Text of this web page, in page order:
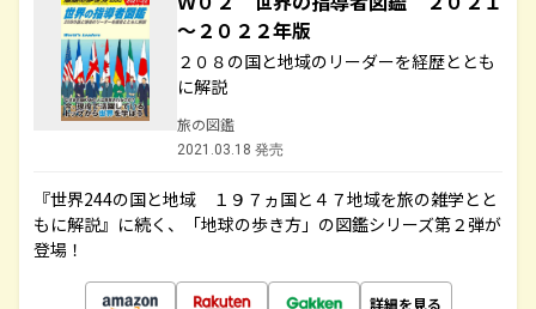
～２０２２年版
２０８の国と地域のリーダーを経歴ととも
に解説
旅の図鑑
2021.03.18 発売
『世界244の国と地域 １９７ヵ国と４７地域を旅の雑学とと
もに解説』に続く、「地球の歩き方」の図鑑シリーズ第２弾が
登場！
詳細を見る